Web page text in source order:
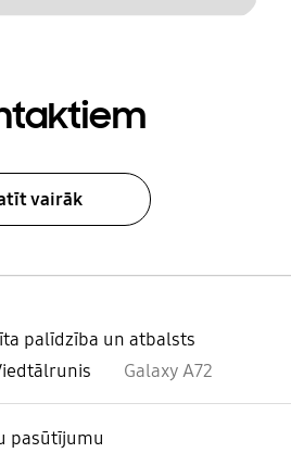
vairāk
palīdzība un atbalsts
Galaxy A72
pasūtījumu